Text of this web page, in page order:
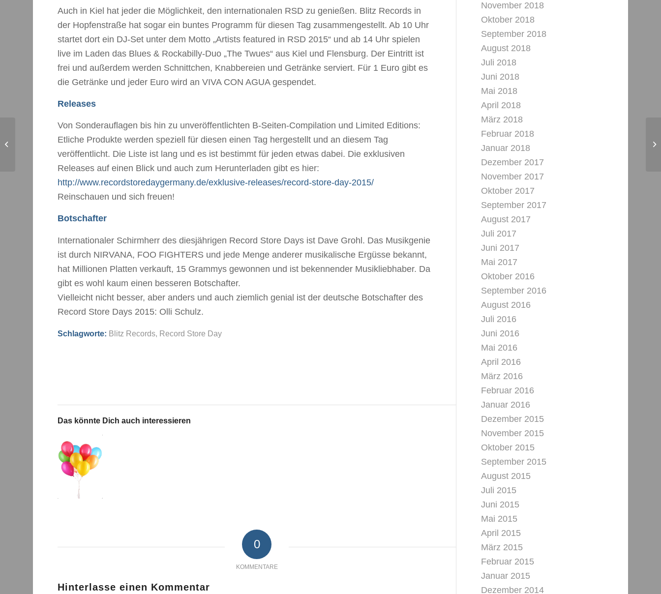
Auch in Kiel hat jeder die Möglichkeit, den internationalen RSD zu genießen. Blitz Records in
der Hopfenstraße hat sogar ein buntes Programm für diesen Tag zusammengestellt. Ab 10 Uhr
startet dort ein DJ-Set unter dem Motto „Artists featured in RSD 2015“ und ab 14 Uhr spielen
live im Laden das Blues & Rockabilly-Duo „The Twues“ aus Kiel und Flensburg. Der Eintritt ist
frei und außerdem werden Schnittchen, Knabbereien und Getränke serviert. Für 1 Euro gibt es
die Getränke und jeder Euro wird an VIVA CON AGUA gespendet.
Releases
Von Sonderauflagen bis hin zu unveröffentlichten B-Seiten-Compilation und Limited Editions:
Etliche Produkte werden speziell für diesen einen Tag hergestellt und an diesem Tag
veröffentlicht. Die Liste ist lang und es ist bestimmt für jeden etwas dabei. Die exklusiven
Releases auf einen Blick und auch zum Herunterladen gibt es hier:
http://www.recordstoredaygermany.de/exklusive-releases/record-store-day-2015/
Reinschauen und sich freuen!
Botschafter
Internationaler Schirmherr des diesjährigen Record Store Days ist Dave Grohl. Das Musikgenie
ist durch NIRVANA, FOO FIGHTERS und jede Menge anderer musikalische Ergüsse bekannt,
hat Millionen Platten verkauft, 15 Grammys gewonnen und ist bekennender Musikliebhaber. Da
gibt es wohl kaum einen besseren Botschafter.
Vielleicht nicht besser, aber anders und auch ziemlich genial ist der deutsche Botschafter des
Record Store Days 2015: Olli Schulz.
Schlagworte: Blitz Records, Record Store Day
Das könnte Dich auch interessieren
0
KOMMENTARE
Hinterlasse einen Kommentar
November 2018
Oktober 2018
September 2018
August 2018
Juli 2018
Juni 2018
Mai 2018
April 2018
März 2018
Februar 2018
Januar 2018
Dezember 2017
November 2017
Oktober 2017
September 2017
August 2017
Juli 2017
Juni 2017
Mai 2017
Oktober 2016
September 2016
August 2016
Juli 2016
Juni 2016
Mai 2016
April 2016
März 2016
Februar 2016
Januar 2016
Dezember 2015
November 2015
Oktober 2015
September 2015
August 2015
Juli 2015
Juni 2015
Mai 2015
April 2015
März 2015
Februar 2015
Januar 2015
Dezember 2014
Nacht der Clubs